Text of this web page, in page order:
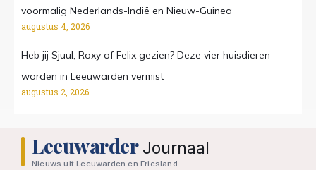
voormalig Nederlands-Indië en Nieuw-Guinea
augustus 4, 2026
Heb jij Sjuul, Roxy of Felix gezien? Deze vier huisdieren
worden in Leeuwarden vermist
augustus 2, 2026
Leeuwarder Journaal
Nieuws uit Leeuwarden en Friesland